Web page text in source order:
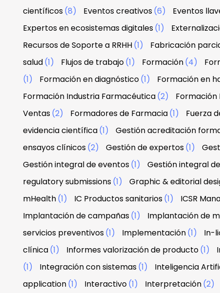
científicos(8) Eventos creativos(6) Eventos
Expertos en ecosistemas digitales(1)
Recursos de Soporte a RRHH(1) Fabricación
salud(1) Flujos de trabajo(1) Formación(4)
(1)
Formación en diagnóstico(1) Formación en
Formación Industria Farmacéutica(2) Formación
Ventas(2) Formadores de Farmacia(1) Fuerza
evidencia científica(1) Gestión acreditación
ensayos clínicos(2) Gestión de expertos(1)
Gestión integral de eventos(1) Gestión integral
regulatory submissions(1) Graphic & editorial
mHealth(1) IC Productos sanitarios(1) ICSR
Implantación de campañas(1) Implantación de
servicios preventivos(1) Implementación(1) In-
clínica(1) Informes valorización de producto(1)
(1)
Integración con sistemas(1) Inteligencia
application(1) Interactivo(1) Interpretación(2)